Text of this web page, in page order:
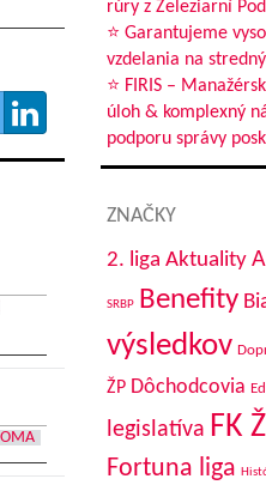
rúry z Železiarní
⭐ Garantujeme
vzdelania na
⭐ FIRIS –
úloh & komplexný
podporu správy
ZNAČKY
2. liga Aktuality
SRBP Benefity
výsledkov
ŽP Dôchodcovia
legislatíva FK
Fortuna liga